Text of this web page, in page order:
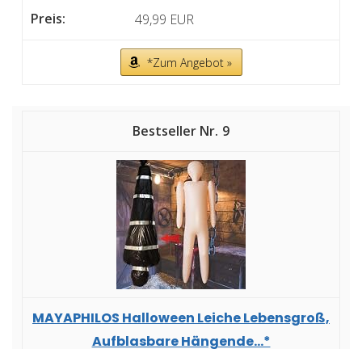
49,99 EUR
*Zum Angebot »
9
MAYAPHILOS Halloween Leiche Lebensgroß,
Aufblasbare Hängende...*